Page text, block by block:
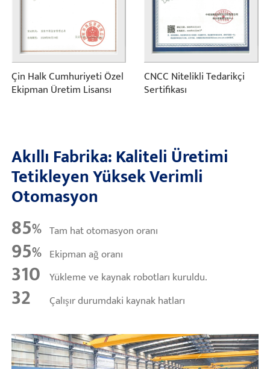
Çin Halk Cumhuriyeti Özel
Ekipman Üretim Lisansı
CNCC Nitelikli Tedarikçi
Sertifikası
Akıllı Fabrika: Kaliteli Üretimi
Tetikleyen Yüksek Verimli
Otomasyon
85% Tam hat otomasyon oranı
95% Ekipman ağ oranı
310 Yükleme ve kaynak robotları kuruldu.
32 Çalışır durumdaki kaynak hatları